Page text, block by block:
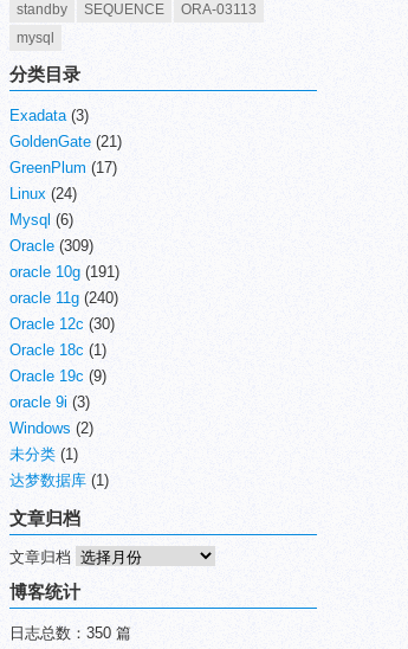
without time zone,ord_acp_crr
standby
SEQUENCE
ORA-03113
mysql
分类目录
Exadata(3)
GoldenGate (21)
GreenPlum (17)
Linux (24)
Mysql (6)
Oracle (309)
oracle 10g (191)
oracle 11g (240)
Oracle 12c (30)
Oracle 18c (1)
Oracle 19c (9)
oracle 9i (3)
Windows (2)
未分类 (1)
达梦数据库 (1)
文章归档
文章归档
博客统计
日志总数：350 篇